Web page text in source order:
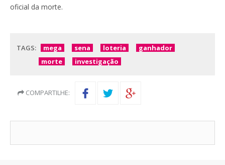
oficial da morte.
TAGS: mega sena loteria
ganhador
morte
investigação
COMPARTILHE: